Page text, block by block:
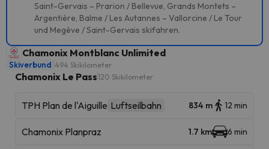
Saint-Gervais – Prarion / Bellevue, Grands Montets –
Argentière, Balme / Les Autannes – Vallorcine / Le Tour
und Megève / Saint-Gervais skifahren.
Chamonix Montblanc Unlimited
Skiverbund 494 Skikilometer
Chamonix Le Pass120 Skikilometer
TPH Plan de l'Aiguille Luftseilbahn 834 m 12 min
Chamonix Planpraz 1.7 km 6 min